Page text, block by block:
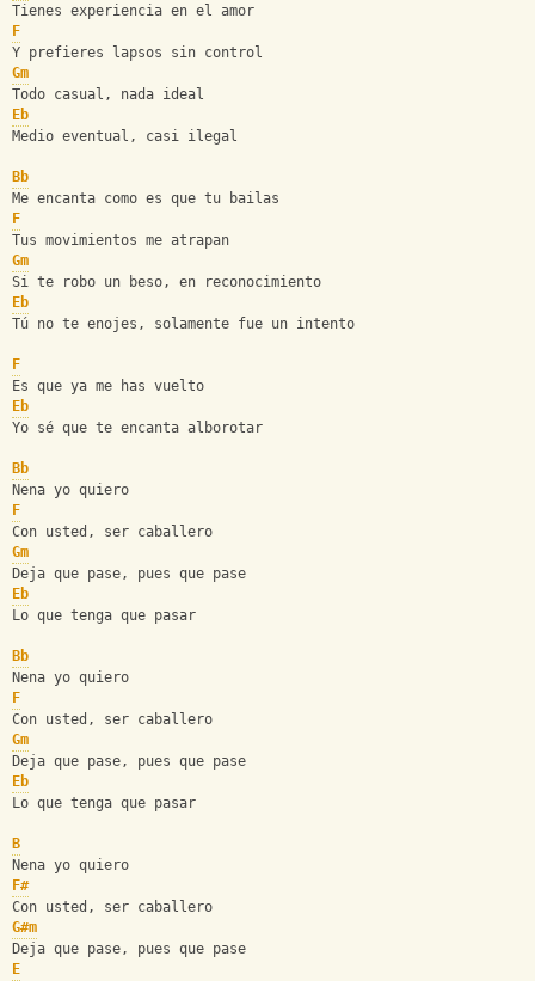
Tienes experiencia en el amor
F
Y prefieres lapsos sin control
Gm
Todo casual, nada ideal
Eb
Medio eventual, casi ilegal
Bb
Me encanta como es que tu bailas
F
Tus movimientos me atrapan
Gm
Si te robo un beso, en reconocimiento
Eb
Tú no te enojes, solamente fue un intento
F
Es que ya me has vuelto
Eb
Yo sé que te encanta alborotar
Bb
Nena yo quiero
F
Con usted, ser caballero
Gm
Deja que pase, pues que pase
Eb
Lo que tenga que pasar
Bb
Nena yo quiero
F
Con usted, ser caballero
Gm
Deja que pase, pues que pase
Eb
Lo que tenga que pasar
B
Nena yo quiero
F#
Con usted, ser caballero
G#m
Deja que pase, pues que pase
E